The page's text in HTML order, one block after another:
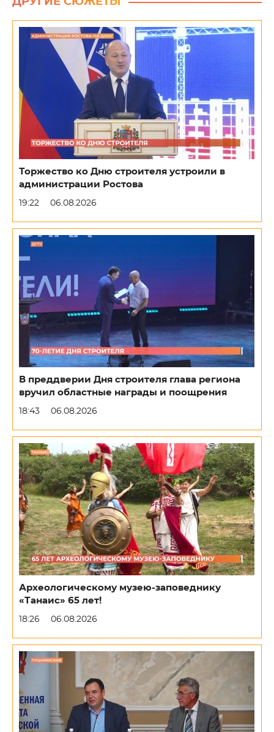
Торжество ко Дню строителя устроили в
администрации Ростова
19:22 06.08.2026
В преддверии Дня строителя глава региона
вручил областные награды и поощрения
18:43 06.08.2026
Археологическому музею-заповеднику
«Танаис» 65 лет!
18:26 06.08.2026